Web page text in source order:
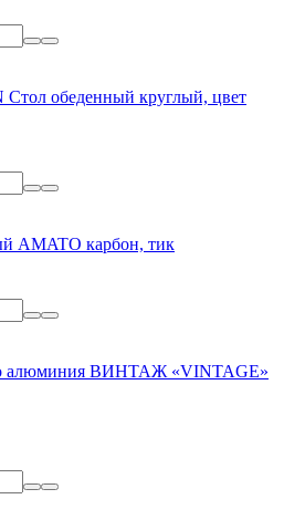
обеденный круглый, цвет
AMATO карбон, тик
алюминия ВИНТАЖ «VINTAGE»